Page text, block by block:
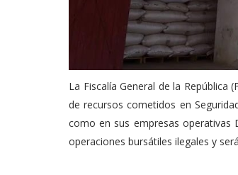
La Fiscalía General de la República
de recursos cometidos en
como en sus empresas operativas
operaciones bursátiles ilegales y